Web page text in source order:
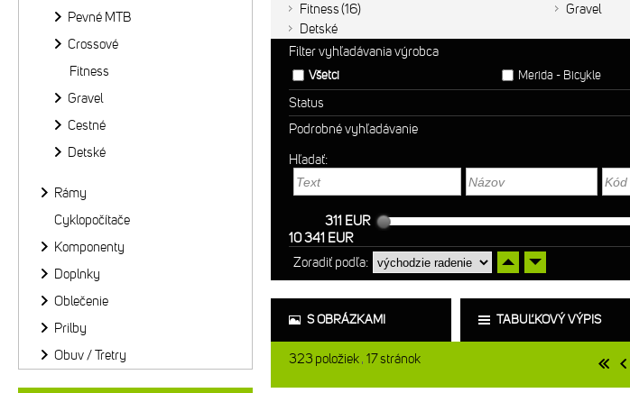
Fitness 16 Gravel
Detské
Filter vyhľadávania výrobca
Všetci Merida - Bicykle
Status
Podrobné vyhľadávanie
Hľadať:
311 EUR
10 341 EUR
Zoradiť podľa:
S OBRÁZKAMI TABUĽKOVÝ VÝPIS
323 položiek 17stránok
Pevné MTB
Crossové
Fitness
Gravel
Cestné
Detské
Rámy
Cyklopočítače
Komponenty
Doplnky
Oblečenie
Prilby
Obuv / Tretry